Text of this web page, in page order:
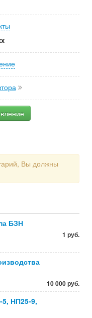
Вы должны
БЗН
1 руб.
10 000 руб.
НП25-9,